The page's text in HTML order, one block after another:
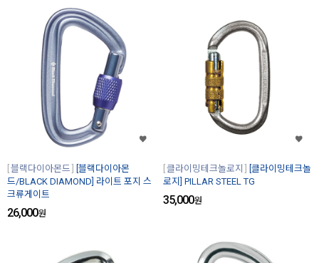
블랙다이아몬드
[블랙다이아몬
드/BLACK DIAMOND] 라이트 포지 스
크류게이트
26,000원
클라이밍테크놀로지
[클라이밍테크놀
로지] PILLAR STEEL TG
35,000원